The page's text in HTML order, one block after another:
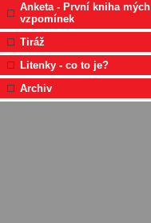
Anketa - První kniha mých
vzpomínek
Tiráž
Litenky - co to je?
Archiv